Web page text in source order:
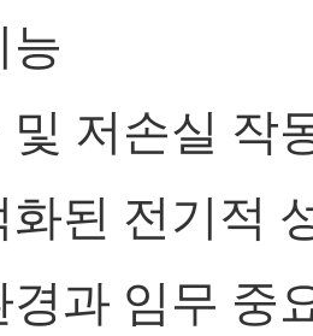
및 저손실 작
화된 전기적
경과 임무 중